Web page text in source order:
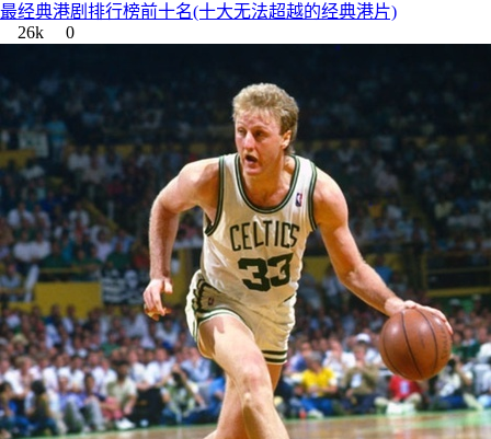
最经典港剧排行榜前十名(十大无法超越的经典港片)
26k
0